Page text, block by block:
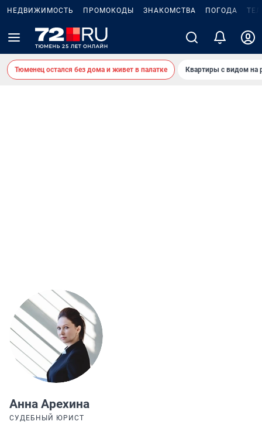
НЕДВИЖИМОСТЬ ПРОМОКОДЫ ЗНАКОМСТВА ПОГОДА
Тюменец остался без дома и живет в палатке Квартиры с видом на
Анна Арехина
СУДЕБНЫЙ ЮРИСТ